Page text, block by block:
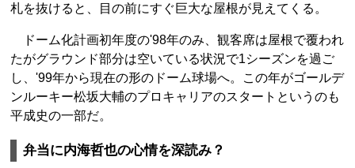
札を抜けると、目の前にすぐ巨大な屋根が見えてくる。
ドーム化計画初年度の'98年のみ、観客席は屋根で覆われ
たがグラウンド部分は空いている状況で1シーズンを過ご
し、'99年から現在の形のドーム球場へ。この年がゴールデ
ンルーキー松坂大輔のプロキャリアのスタートというのも
平成史の一部だ。
弁当に内海哲也の心情を深読み？